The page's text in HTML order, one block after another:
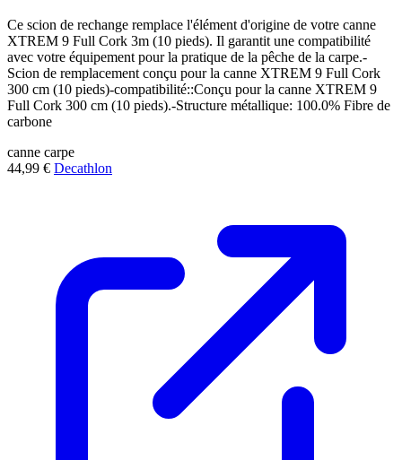
Ce scion de rechange remplace l'élément d'origine de votre canne
XTREM 9 Full Cork 3m (10 pieds). Il garantit une compatibilité
avec votre équipement pour la pratique de la pêche de la carpe.-
Scion de remplacement conçu pour la canne XTREM 9 Full Cork
300 cm (10 pieds)-compatibilité::Conçu pour la canne XTREM 9
Full Cork 300 cm (10 pieds).-Structure métallique: 100.0% Fibre de
carbone
canne carpe
44,99 € Decathlon